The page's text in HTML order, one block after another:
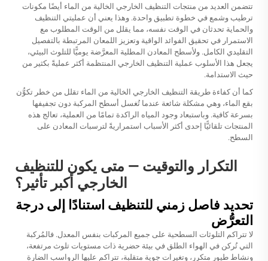
تتضمن العديد من منتجات التنظيف الخارجي الخالية من الماء أيضًا مكونات
ترطيب وشمع في خطوة تطبيق واحدة. وهذا يعني أن عمليتي التنظيف
والحماية تحدثان في الوقت نفسه، مما يقلل من الوقت المطلوب مع
الاستمرار في تحقيق الفوائد الواقية وتعزيز اللمعان المرتبطة بالتفصيل
التقليدي الكامل. ولأسطح المعادن المطلية المعرَّضة يوميًّا للتلوث البيئي،
يجعل هذا الأسلوب عملية التنظيف الخارجي المنتظمة أكثر عمليةً بكثير من
حيث الاستدامة.
كما أن كفاءة طريقة التنظيف الخارجي الخالية من الماء تقلل من خطر تكوُّن
بقع الماء، وهي مشكلة شائعة عندما تُغسل أسطح المركبة دون تجفيفها
بسرعة كافية. وباستبعاد وجود المياه الراكدة تمامًا من العملية، تعالج هذه
المنتجات تلقائيًّا إحدى أكثر الأسباب استمراريةً لترسبات المعادن على
السطح.
التكرار والتوقيت — متى يكون للتنظيف
الخارجي أكبر تأثير؟
تحديد فاصل زمني للتنظيف استنادًا إلى درجة
التعرُّض
لا تتراكم التلوثات السطحية على جميع المركبات بنفس المعدل. فالمُركبة
التي تُركن في الهواء الطلق في بيئة حضرية ذات مستويات تلوث مرتفعة،
ونشاط طيور متكرر، وتغيرات جوية متقلبة، تتراكم عليها الرواسب الضارة